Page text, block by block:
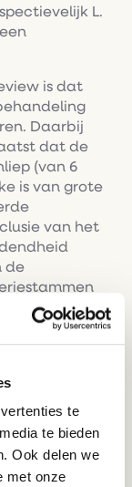
te
te bieden
Ook delen we
met onze
L.
is dat
Daarbij
dat de
(van 6
is van grote
van het
de
wel effectief
nodig is
naar voren
zijn om